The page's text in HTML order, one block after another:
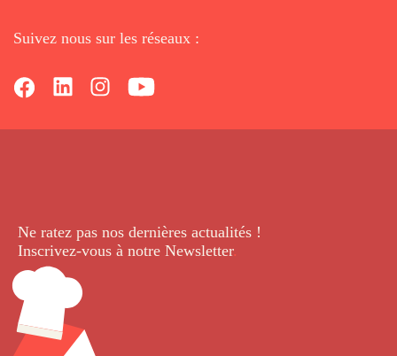
Suivez nous sur les réseaux :
Ne ratez pas nos dernières actualités !
Inscrivez-vous à notre Newsletter.